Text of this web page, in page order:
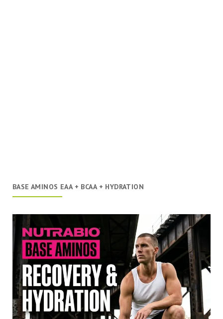
BASE AMINOS EAA + BCAA + HYDRATION